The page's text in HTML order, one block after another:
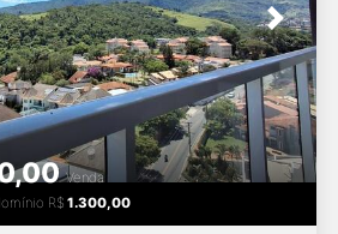
se! #terraçovasconcellos
#Imoveisnaplanta
Next
Venda
R$ 1.300,00